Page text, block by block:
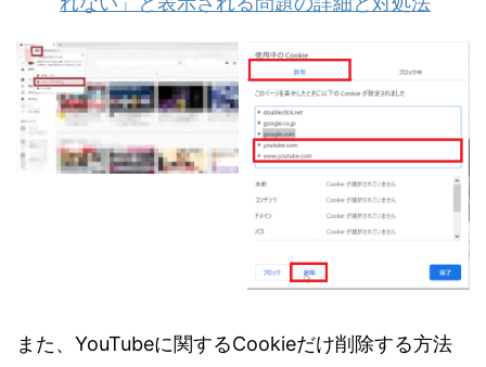
また、YouTubeに関するCookieだけ削除する方法